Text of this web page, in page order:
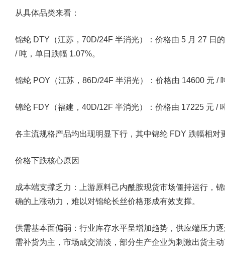
从具体品类来看：
锦纶 DTY（江苏，70D/24F 半消光）：价格由 5 月 27 日
/ 吨，单日跌幅 1.07%。
锦纶 POY（江苏，86D/24F 半消光）：价格由 14600 元 /
锦纶 FDY（福建，40D/12F 半消光）：价格由 17225 元 /
各主流规格产品均出现明显下行，其中锦纶 FDY 跌幅相对
价格下跌核心原因
成本端支撑乏力：上游原料己内酰胺现货市场僵持运行，
确的上涨动力，难以对锦纶长丝价格形成有效支撑。
供需基本面偏弱：行业库存水平呈增加趋势，供应端压力
需补货为主，市场成交清淡，部分生产企业为刺激出货主